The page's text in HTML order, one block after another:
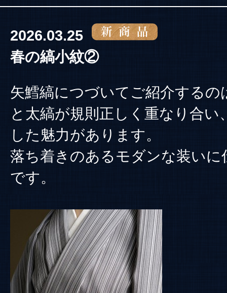
2026.03.25
春の縞小紋②
矢鱈縞につづいてご紹介するの
と太縞が規則正しく重なり合い
した魅力があります。
落ち着きのあるモダンな装いに
です。